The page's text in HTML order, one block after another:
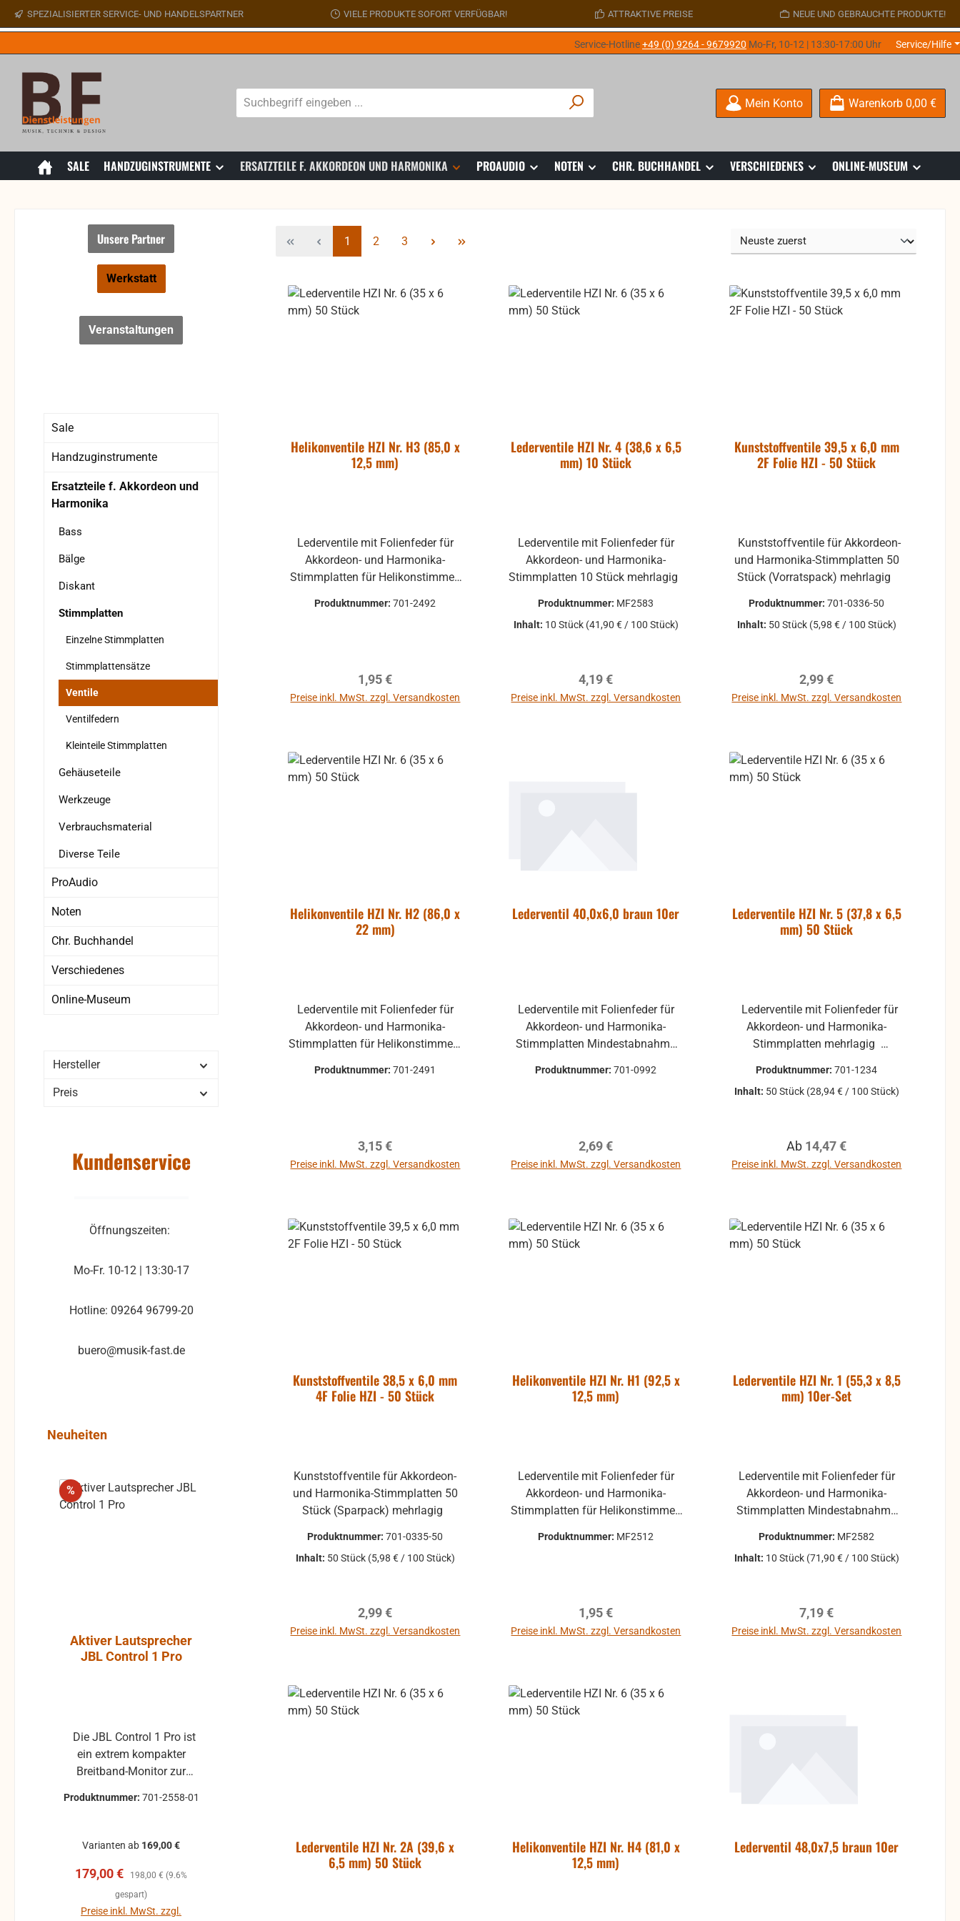
Hauptinhalt springen
Zur Suche springen
Zur Hauptnavigation springen
SPEZIALISIERTER SERVICE- UND HANDELSPARTNER VIELE PRODUKTE SOFORT VERFÜGBAR! ATTRAKTIVE PREISE NEUE UND GEBRAUCHTE PRODUKTE!
Service-Hotline+49 (0) 9264 - 9679920 Mo-Fr, 10-12 | 13:30-17:00 Uhr Service/Hilfe
Mein Konto Warenkorb 0,00 €
SALE HANDZUGINSTRUMENTE ERSATZTEILE F. AKKORDEON UND HARMONIKA PROAUDIO NOTEN CHR. BUCHHANDEL VERSCHIEDENES ONLINE-MUSEUM
Unsere Partner
Werkstatt
Veranstaltungen
Sale
Handzuginstrumente
Ersatzteile f. Akkordeon und
Harmonika
Bass
Bälge
Diskant
Stimmplatten
Einzelne Stimmplatten
Stimmplattensätze
Ventile
Ventilfedern
Kleinteile Stimmplatten
Gehäuseteile
Werkzeuge
Verbrauchsmaterial
Diverse Teile
ProAudio
Noten
Chr. Buchhandel
Verschiedenes
Online-Museum
Hersteller
Preis
Kundenservice
Öffnungszeiten:
Mo-Fr. 10-12 | 13:30-17
Hotline: 09264 96799-20
buero@musik-fast.de
Produktgalerie überspringen
Neuheiten
%Rabatt
Aktiver Lautsprecher
JBL Control 1 Pro
ein extrem kompakter
Breitband-Monitor zur
Video Postproduction bis
Rundfunkstudio. Für
Beschallungs- und
Rufanlagen in Restaurants,
Produktnummer: 701-2558-01
Varianten ab 169,00 €
Verkaufspreis:
179,00 € Regulärer Preis:
198,00 € (9.6%
gespart)
Preise inkl. MwSt. zzgl.
Luft-Klappe Hohner
können optische
Beschädigungen haben,
Seite
1 Seite
2 Seite
3
Helikonventile HZI Nr. H3 (85,0 x
12,5 mm)
Lederventile mit Folienfeder für
Akkordeon- und Harmonika-
Stimmplatten für Helikonstimmen
Produktnummer:701-2492
Regulärer Preis:
1,95 €
Preise inkl. MwSt. zzgl. Versandkosten
Lederventile HZI Nr. 4 (38,6 x 6,5
mm) 10 Stück
Lederventile mit Folienfeder für
Akkordeon- und Harmonika-
Produktnummer: MF2583
Inhalt: 10 Stück (41,90 € / 100 Stück)
Regulärer Preis:
4,19 €
Preise inkl. MwSt. zzgl. Versandkosten
Kunststoffventile 39,5 x 6,0 mm
2F Folie HZI - 50 Stück
und Harmonika-Stimmplatten 50
Produktnummer:701-0336-50
Inhalt: 50 Stück (5,98 € / 100 Stück)
Regulärer Preis:
2,99 €
Preise inkl. MwSt. zzgl. Versandkosten
Helikonventile HZI Nr. H2 (86,0 x
22 mm)
Lederventile mit Folienfeder für
Akkordeon- und Harmonika-
Stimmplatten für Helikonstimmen,
Produktnummer:701-2491
Regulärer Preis:
3,15 €
Preise inkl. MwSt. zzgl. Versandkosten
Lederventil 40,0x6,0 braun 10er
Lederventile mit Folienfeder für
Akkordeon- und Harmonika-
Stimmplatten Mindestabnahme
Produktnummer:701-0992
Regulärer Preis:
2,69 €
Preise inkl. MwSt. zzgl. Versandkosten
Lederventile HZI Nr. 5 (37,8 x 6,5
mm) 50 Stück
Akkordeon- und Harmonika-
Stimmplatten mehrlagig
Produktnummer:701-1234
Inhalt: 50 Stück (28,94 € / 100 Stück)
Regulärer Preis:
Ab 14,47 €
Preise inkl. MwSt. zzgl. Versandkosten
Kunststoffventile 38,5 x 6,0 mm
4F Folie HZI - 50 Stück
Kunststoffventile für Akkordeon-
und Harmonika-Stimmplatten 50
Produktnummer:701-0335-50
Inhalt: 50 Stück (5,98 € / 100 Stück)
Regulärer Preis:
2,99 €
Preise inkl. MwSt. zzgl. Versandkosten
Helikonventile HZI Nr. H1 (92,5 x
12,5 mm)
Lederventile mit Folienfeder für
Akkordeon- und Harmonika-
Stimmplatten für Helikonstimmen
Produktnummer: MF2512
Regulärer Preis:
1,95 €
Preise inkl. MwSt. zzgl. Versandkosten
Lederventile HZI Nr. 1 (55,3 x 8,5
mm) 10er-Set
Lederventile mit Folienfeder für
Akkordeon- und Harmonika-
Stimmplatten Mindestabnahme
Produktnummer: MF2582
Inhalt: 10 Stück (71,90 € / 100 Stück)
Regulärer Preis:
7,19 €
Preise inkl. MwSt. zzgl. Versandkosten
Lederventile HZI Nr. 2A (39,6 x
6,5 mm) 50 Stück
Helikonventile HZI Nr. H4 (81,0 x
12,5 mm)
Lederventil 48,0x7,5 braun 10er